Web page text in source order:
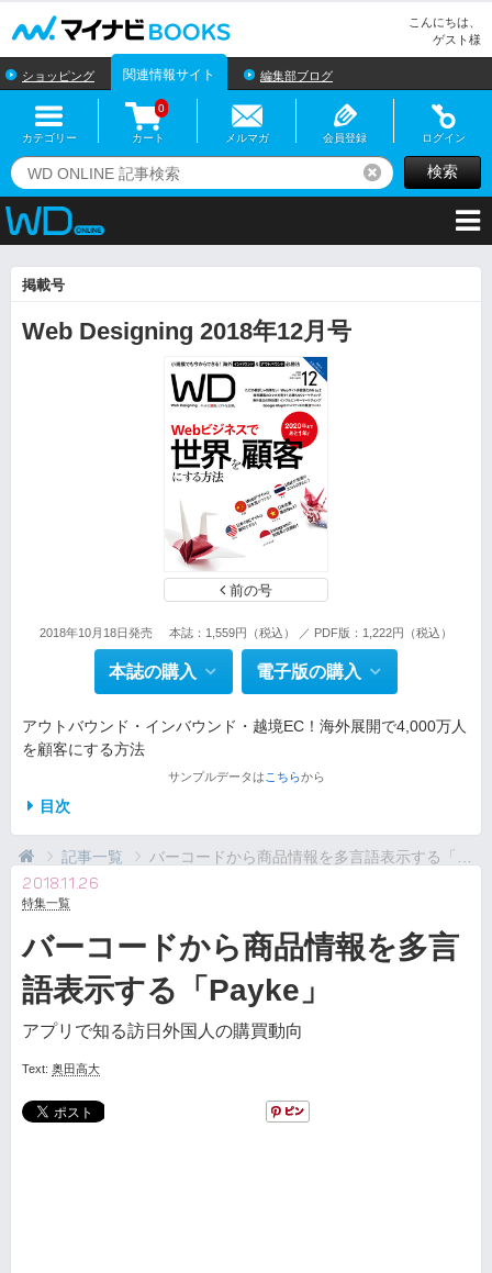
こんにちは、
ゲスト様
ショッピング 関連情報サイト 編集部ブログ
カテゴリー カート
0
メルマガ 会員登録 ログイン
リセット検索
掲載号
Web Designing 2018年12月号
前の号
2018年10月18日発売 本誌：1,559円（税込） ／ PDF版：1,222円（税込）
本誌の購入 電子版の購入
アウトバウンド・インバウンド・越境EC！海外展開で4,000万人
を顧客にする方法
サンプルデータは こちらから
目次
記事一覧 バーコードから商品情報を多言語表示する「Payke」
2018.11.26
特集一覧
バーコードから商品情報を多言
語表示する「Payke」
アプリで知る訪日外国人の購買動向
Text: 奥田高大